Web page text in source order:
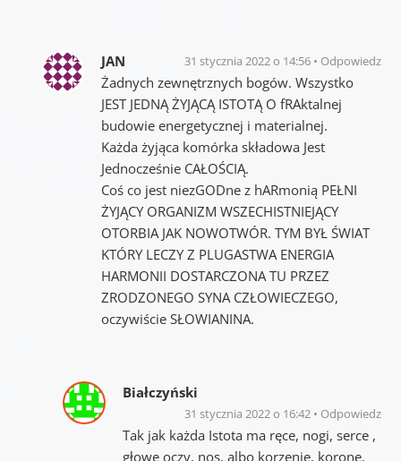
JAN 31 stycznia 2022 o 14:56 Odpowiedz
Żadnych zewnętrznych bogów. Wszystko
JEST JEDNĄ ŻYJĄCĄ ISTOTĄ O fRAktalnej
budowie energetycznej i materialnej.
Każda żyjąca komórka składowa Jest
Jednocześnie CAŁOŚCIĄ.
Coś co jest niezGODne z hARmonią PEŁNI
ŻYJĄCY ORGANIZM WSZECHISTNIEJĄCY
OTORBIA JAK NOWOTWÓR. TYM BYŁ ŚWIAT
KTÓRY LECZY Z PLUGASTWA ENERGIA
HARMONII DOSTARCZONA TU PRZEZ
ZRODZONEGO SYNA CZŁOWIECZEGO,
oczywiście SŁOWIANINA.
Białczyński
31 stycznia 2022 o 16:42 Odpowiedz
Tak jak każda Istota ma ręce, nogi, serce ,
głowę oczy, nos, albo korzenie, koronę,